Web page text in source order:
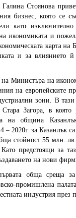
Стоянова
бизнес, която се
като
икономиката и
карта
и за влиянието
на Министъра на
на европейските
зони. В
Загора, в
на община
2020г. за Казанлък
стойност 55 млн.
предстоящи за
на нови
обща среща
промишлена
индустрия през